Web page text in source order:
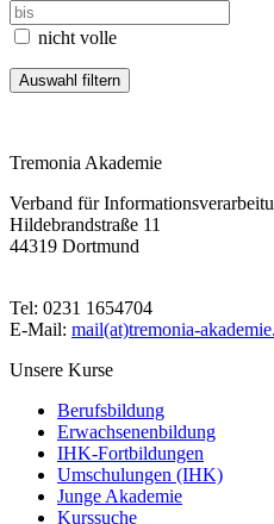
nicht volle
Tremonia Akademie
Verband für
Hildebrandstraße 11
44319 Dortmund
Tel: 0231 1654704
E-Mail: mail(at)tremonia-
Unsere Kurse
Berufsbildung
Erwachsenenbildung
IHK-Fortbildungen
Umschulungen (IHK)
Junge Akademie
Kurssuche